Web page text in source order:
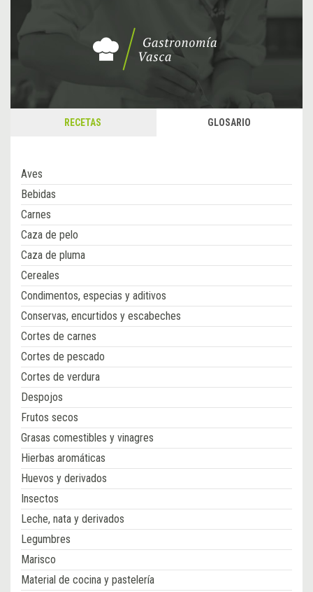
RECETAS GLOSARIO
Aves
Bebidas
Carnes
Caza de pelo
Caza de pluma
Cereales
Condimentos, especias y aditivos
Conservas, encurtidos y escabeches
Cortes de carnes
Cortes de pescado
Cortes de verdura
Despojos
Frutos secos
Grasas comestibles y vinagres
Hierbas aromáticas
Huevos y derivados
Insectos
Leche, nata y derivados
Legumbres
Marisco
Material de cocina y pastelería